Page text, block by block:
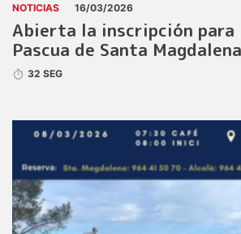
NOTICIAS 16/03/2026
Abierta la inscripción para
Pascua de Santa Magdalena
32 SEG